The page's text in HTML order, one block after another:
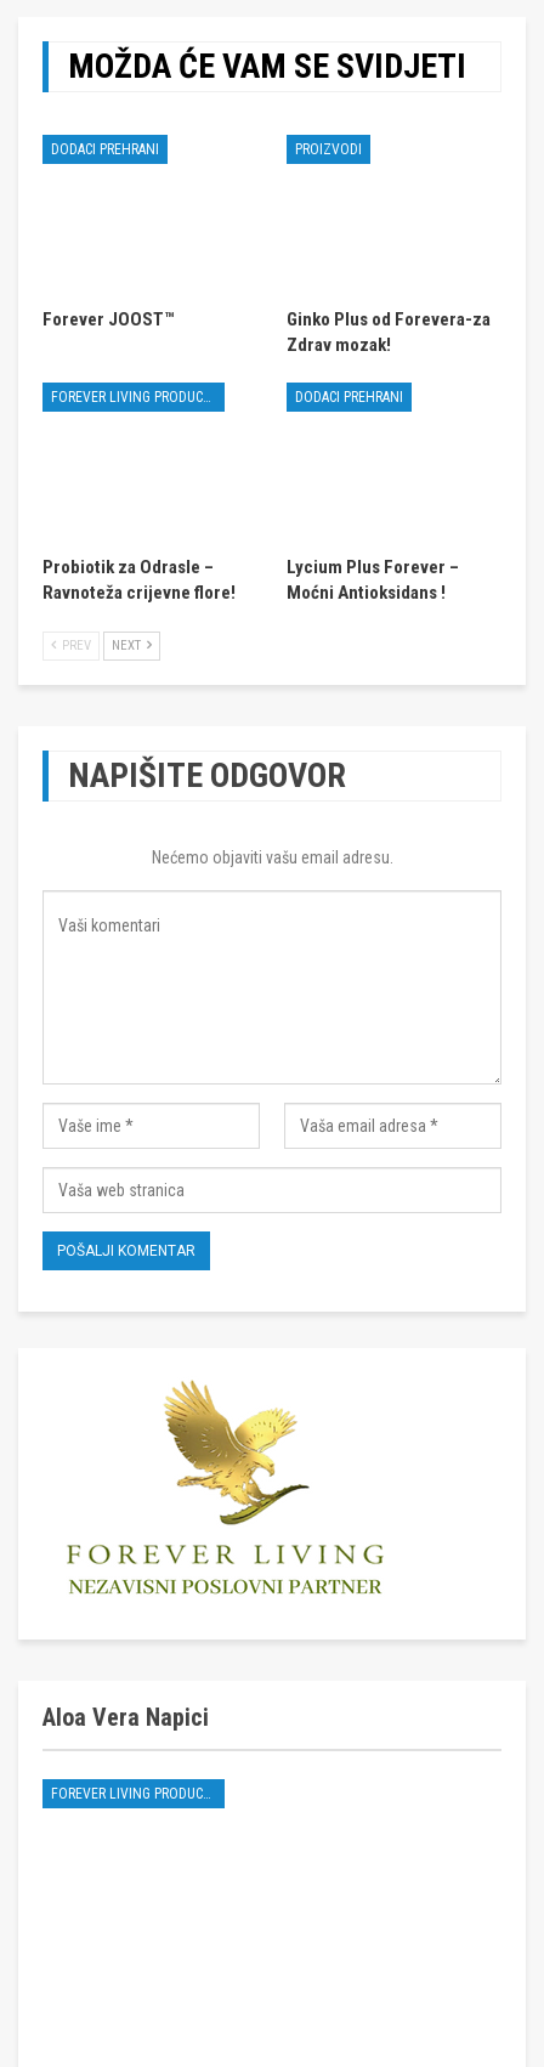
MOŽDA ĆE VAM SE SVIDJETI
DODACI PREHRANI
Forever JOOST™
PROIZVODI
Ginko Plus od Forevera-za
Zdrav mozak!
FOREVER LIVING PRODUCTS
Probiotik za Odrasle –
Ravnoteža crijevne flore!
DODACI PREHRANI
Lycium Plus Forever –
Moćni Antioksidans !
PREV NEXT
NAPIŠITE ODGOVOR
Nećemo objaviti vašu email adresu.
Aloa Vera Napici